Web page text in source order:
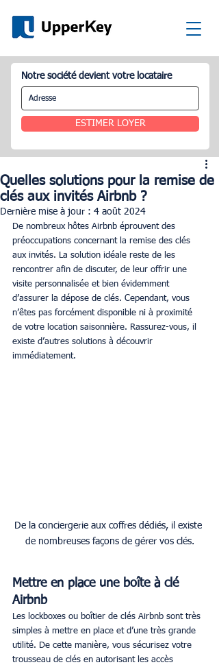
Notre société devient votre locataire
ESTIMER LOYER
Quelles solutions pour la remise de
clés aux invités Airbnb ?
Dernière mise à jour : 4 août 2024
De nombreux hôtes Airbnb éprouvent des
préoccupations concernant la remise des clés
aux invités. La solution idéale reste de les
rencontrer afin de discuter, de leur offrir une
visite personnalisée et bien évidemment
d’assurer la dépose de clés. Cependant, vous
n’êtes pas forcément disponible ni à proximité
de votre location saisonnière. Rassurez-vous, il
existe d’autres solutions à découvrir
immédiatement.
De la conciergerie aux coffres dédiés, il existe
de nombreuses façons de gérer vos clés.
Mettre en place une boîte à clé
Airbnb
Les lockboxes ou boîtier de clés Airbnb sont très
simples à mettre en place et d’une très grande
utilité. De cette manière, vous sécurisez votre
trousseau de clés en autorisant les accès